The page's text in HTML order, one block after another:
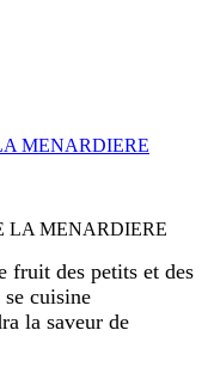
MENARDIERE
fruit des petits et des
cuisine
la saveur de